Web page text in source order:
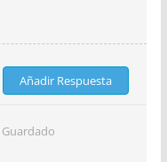
Guardado